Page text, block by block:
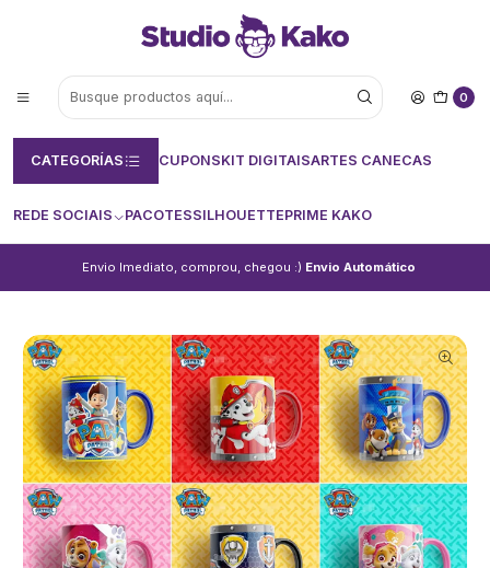
0
CATEGORÍAS CUPONSKIT DIGITAISARTES CANECAS
REDE SOCIAIS PACOTESSILHOUETTEPRIME KAKO
Envio Imediato, comprou, chegou :) Envio Automático